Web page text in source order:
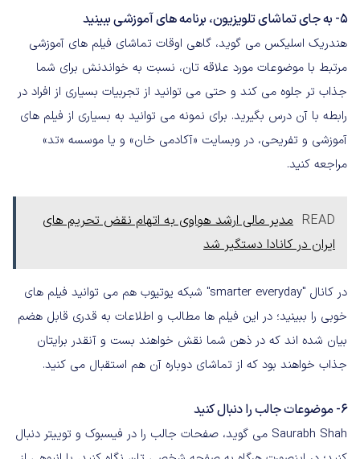
5- به جای تماشای تلویزیون، برنامه های آموزشی ببینید
هندریک اسلیکس می گوید، گاهی اوقات تماشای فیلم های آموزشی
مرتبط با موضوعات مورد علاقه تان، نسبت به خواندنش برای شما
جذاب تر جلوه می کند و حتی می توانید از تجربیات بسیاری از افراد در
رابطه با آن درس بگیرید. برای نمونه می توانید به بسیاری از فیلم های
آموزشی و تفریحی، در وبسایت «آکادمی خان» و یا موسسه «تد»
مراجعه کنید.
READ مدیر مالی ارشد هواوی به اتهام نقض تحریم های
ایران در کانادا دستگیر شد
در کانال "smarter everyday" شبکه یوتیوب هم می توانید فیلم های
خوبی را ببینید؛ در این فیلم ها مطالب و اطلاعات به قدری قابل هضم
بیان شده اند که در ذهن شما نقش خواهند بست و آنقدر برایتان
جذاب خواهند بود که از تماشای دوباره آن هم استقبال می کنید.
6- موضوعات جالب را دنبال کنید
Saurabh Shah می گوید، صفحات جالب را در فیسبوک و توییتر دنبال